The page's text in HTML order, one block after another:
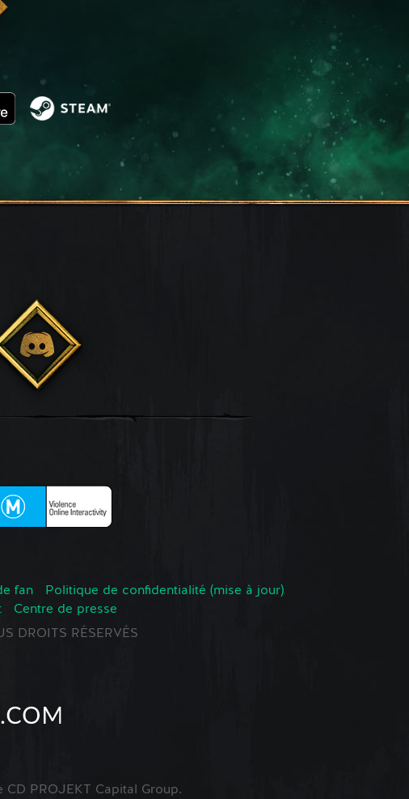
fan
Politique de confidentialité (mise à jour)
Centre de presse
DROITS RÉSERVÉS
PROJEKT Capital Group.